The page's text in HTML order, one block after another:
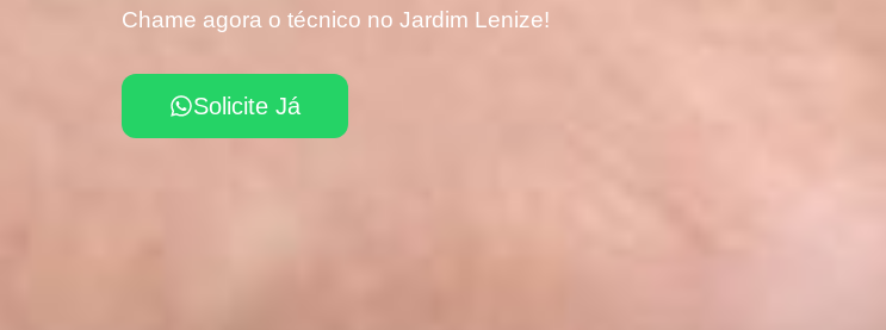
Chame agora o técnico no Jardim Lenize!
Solicite Já